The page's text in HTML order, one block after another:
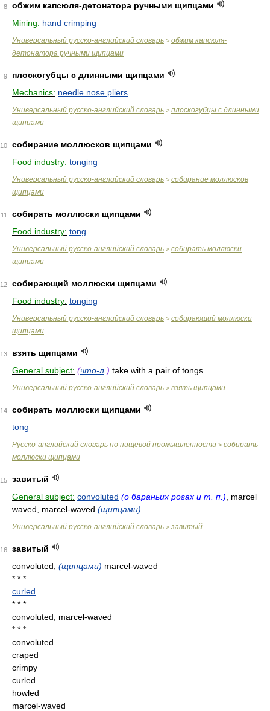
8
обжим капсюля-детонатора ручными щипцами
Mining: hand crimping
Универсальный русско-английский словарь > обжим капсюля-
детонатора ручными щипцами
9
плоскогубцы с длинными щипцами
Mechanics: needle nose pliers
Универсальный русско-английский словарь > плоскогубцы с длинными
щипцами
10
собирание моллюсков щипцами
Food industry: tonging
Универсальный русско-английский словарь > собирание моллюсков
щипцами
11
собирать моллюски щипцами
Food industry: tong
Универсальный русско-английский словарь > собирать моллюски
щипцами
12
собирающий моллюски щипцами
Food industry: tonging
Универсальный русско-английский словарь > собирающий моллюски
щипцами
13
взять щипцами
General subject: (что-л .) take with a pair of tongs
Универсальный русско-английский словарь > взять щипцами
14
собирать моллюски щипцами
tong
Русско-английский словарь по пищевой промышленности > собирать
моллюски щипцами
15
завитый
General subject: convoluted (о бараньих рогах и т. п.) , marcel
waved, marcel-waved (щипцами)
Универсальный русско-английский словарь > завитый
16
завитый
convoluted; (щипцами) marcel-waved
* * *
curled
* * *
convoluted; marcel-waved
* * *
convoluted
craped
crimpy
curled
howled
marcel-waved